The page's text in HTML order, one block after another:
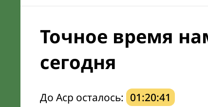
Точное время
сегодня
До Аср осталось: 01:20:40